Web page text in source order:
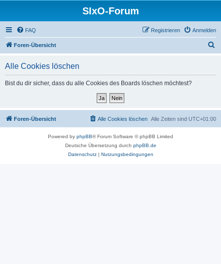
SIxO-Forum
FAQ Anmelden
Registrieren
Foren-Übersicht
Alle Cookies löschen
Bist du dir sicher, dass du alle Cookies des Boards löschen möchtest?
Foren-Übersicht Alle Zeiten sind UTC+01:00
Alle Cookies löschen
Powered by phpBB® Forum Software © phpBB Limited
Deutsche Übersetzung durch phpBB.de
Datenschutz| Nutzungsbedingungen